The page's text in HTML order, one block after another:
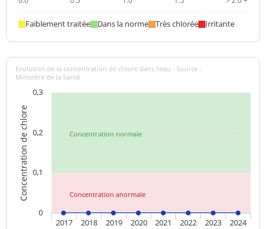
Saveur (qualitatif)
changement
Température de l'eau 8,9 °C <=25 °C
Turbidité
néphélométrique NFU
Faiblement traitée Dans la norme Très chlorée Irritante
Concentration normale
Concentration anormale
Concentration de chlore
Evolution de la concentration de chlore dans l'eau - Source :
Ministère de la Santé
2017 2018 2019 2020 2021 2022 2023 2024
0
0,1
0,2
0,3